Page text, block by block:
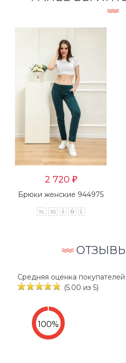
2 720 ₽
Брюки женские 944975
XL XS Ś Ḿ Ĺ
Средняя оценка
(5.00 из 5)